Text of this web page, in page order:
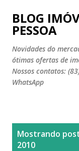
Pular
BLOG
PESSOA
Novidades do
ótimas ofertas de
Nossos contatos:
WhatsApp
Mostrando
2010